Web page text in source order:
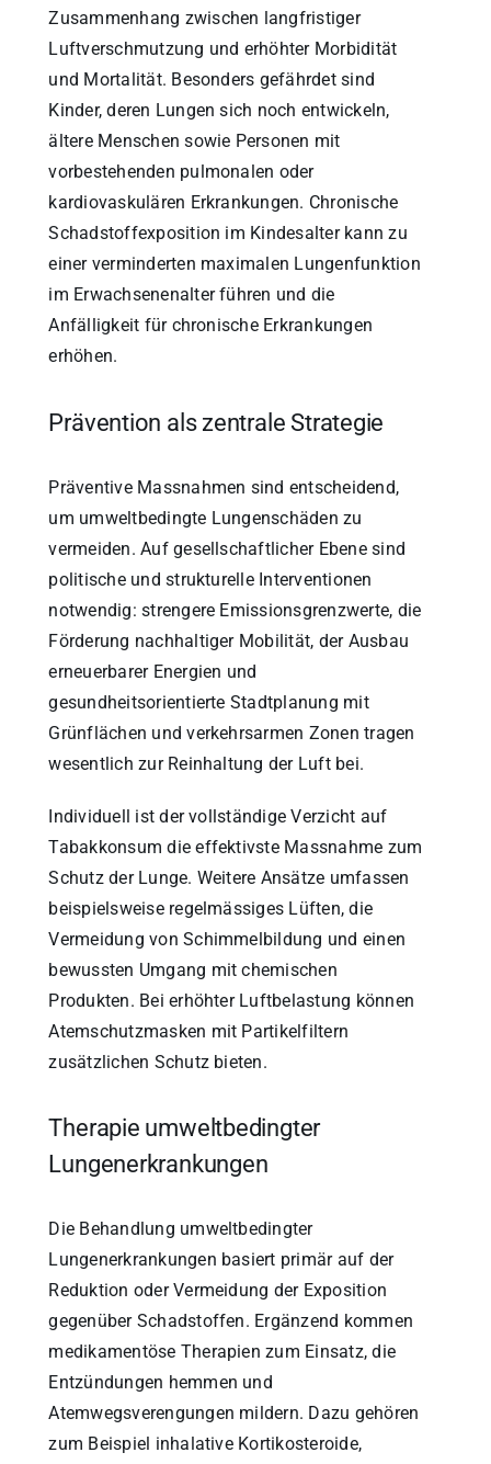
Zusammenhang zwischen langfristiger
Luftverschmutzung und erhöhter Morbidität
und Mortalität. Besonders gefährdet sind
Kinder, deren Lungen sich noch entwickeln,
ältere Menschen sowie Personen mit
vorbestehenden pulmonalen oder
kardiovaskulären Erkrankungen. Chronische
Schadstoffexposition im Kindesalter kann zu
einer verminderten maximalen Lungenfunktion
im Erwachsenenalter führen und die
Anfälligkeit für chronische Erkrankungen
erhöhen.
Prävention als zentrale Strategie
Präventive Massnahmen sind entscheidend,
um umweltbedingte Lungenschäden zu
vermeiden. Auf gesellschaftlicher Ebene sind
politische und strukturelle Interventionen
notwendig: strengere Emissionsgrenzwerte, die
Förderung nachhaltiger Mobilität, der Ausbau
erneuerbarer Energien und
gesundheitsorientierte Stadtplanung mit
Grünflächen und verkehrsarmen Zonen tragen
wesentlich zur Reinhaltung der Luft bei.
Individuell ist der vollständige Verzicht auf
Tabakkonsum die effektivste Massnahme zum
Schutz der Lunge. Weitere Ansätze umfassen
beispielsweise regelmässiges Lüften, die
Vermeidung von Schimmelbildung und einen
bewussten Umgang mit chemischen
Produkten. Bei erhöhter Luftbelastung können
Atemschutzmasken mit Partikelfiltern
zusätzlichen Schutz bieten.
Therapie umweltbedingter
Lungenerkrankungen
Die Behandlung umweltbedingter
Lungenerkrankungen basiert primär auf der
Reduktion oder Vermeidung der Exposition
gegenüber Schadstoffen. Ergänzend kommen
medikamentöse Therapien zum Einsatz, die
Entzündungen hemmen und
Atemwegsverengungen mildern. Dazu gehören
zum Beispiel inhalative Kortikosteroide,